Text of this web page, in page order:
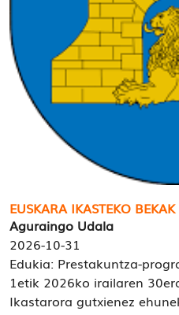
EUSKARA IKASTEKO BEKAK
Aguraingo Udala
2026-10-31
Edukia: Prestakuntza-
1etik 2026ko irailaren
Ikastarora gutxienez